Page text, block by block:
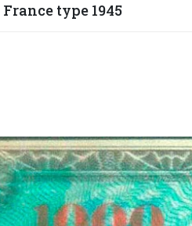
type 1945